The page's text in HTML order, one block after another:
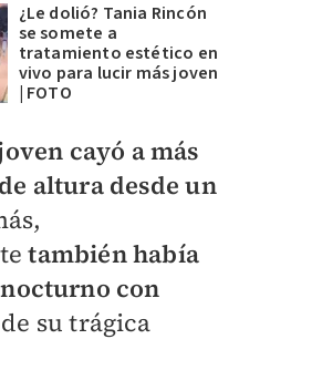
¿Le dolió? Tania Rincón
se somete a
tratamiento estético en
vivo para lucir más joven
| FOTO
cayó a más
altura desde un
también había
con
su trágica